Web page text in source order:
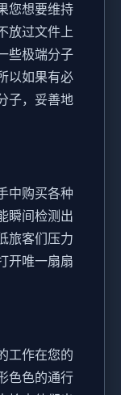
您想要维持
放过文件上
些极端分子
以如果有必
子，妥善地
中购买各种
瞬间检测出
旅客们压力
开唯一扇扇
工作在您的
色色的通行